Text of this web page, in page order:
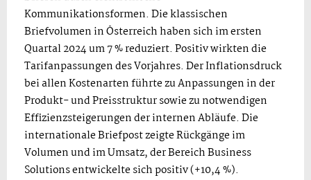
Kommunikationsformen. Die klassischen
Briefvolumen in Österreich haben sich im ersten
Quartal 2024 um 7 % reduziert. Positiv wirkten die
Tarifanpassungen des Vorjahres. Der Inflationsdruck
bei allen Kostenarten führte zu Anpassungen in der
Produkt- und Preisstruktur sowie zu notwendigen
Effizienzsteigerungen der internen Abläufe. Die
internationale Briefpost zeigte Rückgänge im
Volumen und im Umsatz, der Bereich Business
Solutions entwickelte sich positiv (+10,4 %).